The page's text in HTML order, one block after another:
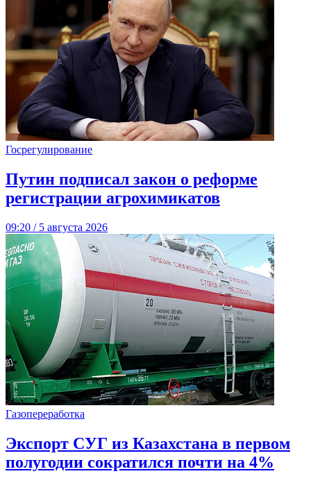
Госрегулирование
Путин подписал закон о реформе
регистрации агрохимикатов
09:20 / 5 августа 2026
Газопереработка
Экспорт СУГ из Казахстана в первом
полугодии сократился почти на 4%